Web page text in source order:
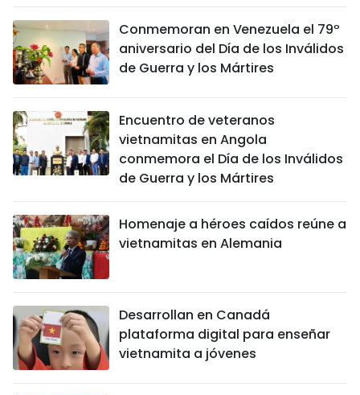
Conmemoran en Venezuela el 79º
aniversario del Día de los Inválidos
de Guerra y los Mártires
Encuentro de veteranos
vietnamitas en Angola
conmemora el Día de los Inválidos
de Guerra y los Mártires
Homenaje a héroes caídos reúne a
vietnamitas en Alemania
Desarrollan en Canadá
plataforma digital para enseñar
vietnamita a jóvenes